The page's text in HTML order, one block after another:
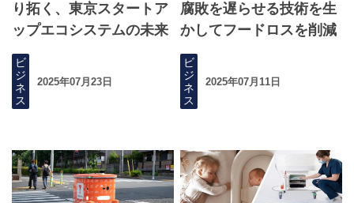
り拓く、東京スタートア
ップエコシステムの未来
ビ
ジ
ネ
ス
2025年07月23日
腐敗を遅らせる技術を生
かしてフードロスを削減
ビ
ジ
ネ
ス
2025年07月11日